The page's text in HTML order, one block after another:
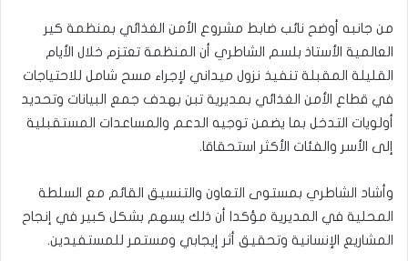
من جانبه أوضح نائب ضابط مشروع الأمن الغذائي بمنظمة كير
العالمية الأستاذ بلسم الشاطري أن المنظمة تعتزم خلال الأيام
القليلة المقبلة تنفيذ نزول ميداني لإجراء مسح شامل للاحتياجات
في قطاع الأمن الغذائي بمديرية تبن بهدف جمع البيانات وتحديد
أولويات التدخل بما يضمن توجيه الدعم والمساعدات المستقبلية
إلى الأسر والفئات الأكثر استحقاقا.
وأشاد الشاطري بمستوى التعاون والتنسيق القائم مع السلطة
المحلية في المديرية مؤكدا أن ذلك يسهم بشكل كبير في إنجاح
المشاريع الإنسانية وتحقيق أثر إيجابي ومستمر للمستفيدين.